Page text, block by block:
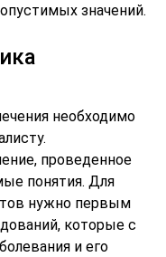
значений.
необходимо
проведенное
понятия. Для
нужно первым
которые с
и его